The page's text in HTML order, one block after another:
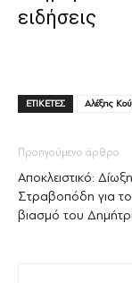
ειδήσεις
ΕΤΙΚΕΤΕΣ Αλέξης
Προηγούμενο άρθρο
Αποκλειστικό:
Στραβοπόδη για
βιασμό του